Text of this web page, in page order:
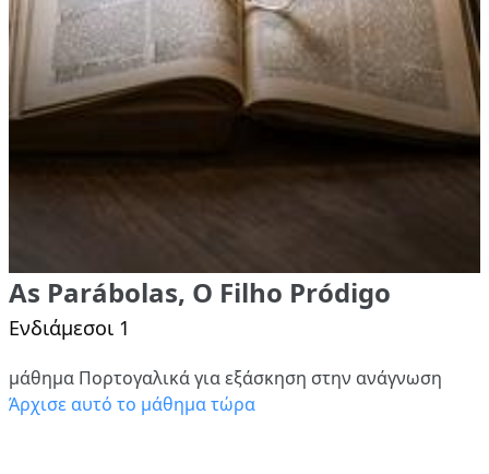
As Parábolas, O Filho Pródigo
Ενδιάμεσοι 1
μάθημα Πορτογαλικά για εξάσκηση στην ανάγνωση
Άρχισε αυτό το μάθημα τώρα